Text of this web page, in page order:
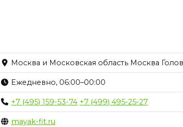
Москва и Московская область Москва
Ежедневно, 06:00–00:00
+7 (495) 159-53-74 +7 (499) 495-25-27
mayak-fit.ru